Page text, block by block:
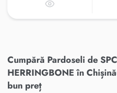
Cumpără Pardoseli de
HERRINGBONE în
bun preț